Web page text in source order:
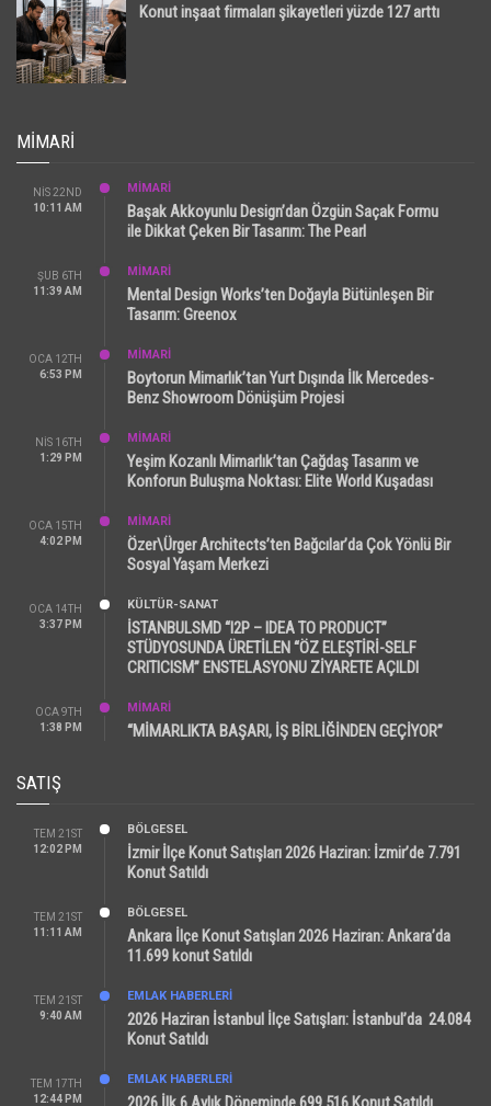
Konut inşaat firmaları şikayetleri yüzde 127 arttı
MIMARI
NIS 22ND
10:11 AM
MİMARİ
Başak Akkoyunlu Design’dan Özgün Saçak Formu
ile Dikkat Çeken Bir Tasarım: The Pearl
ŞUB 6TH
11:39 AM
MİMARİ
Mental Design Works’ten Doğayla Bütünleşen Bir
Tasarım: Greenox
OCA 12TH
6:53 PM
MİMARİ
Boytorun Mimarlık’tan Yurt Dışında İlk Mercedes-
Benz Showroom Dönüşüm Projesi
NIS 16TH
1:29 PM
MİMARİ
Yeşim Kozanlı Mimarlık’tan Çağdaş Tasarım ve
Konforun Buluşma Noktası: Elite World Kuşadası
OCA 15TH
4:02 PM
MİMARİ
Özer\Ürger Architects’ten Bağcılar’da Çok Yönlü Bir
Sosyal Yaşam Merkezi
OCA 14TH
3:37 PM
KÜLTÜR-SANAT
İSTANBULSMD “I2P – IDEA TO PRODUCT”
STÜDYOSUNDA ÜRETİLEN “ÖZ ELEŞTİRİ-SELF
CRITICISM” ENSTELASYONU ZİYARETE AÇILDI
OCA 9TH
1:38 PM
MİMARİ
“MİMARLIKTA BAŞARI, İŞ BİRLİĞİNDEN GEÇİYOR”
SATIŞ
TEM 21ST
12:02 PM
BÖLGESEL
İzmir İlçe Konut Satışları 2026 Haziran: İzmir’de 7.791
Konut Satıldı
TEM 21ST
11:11 AM
BÖLGESEL
Ankara İlçe Konut Satışları 2026 Haziran: Ankara’da
11.699 konut Satıldı
TEM 21ST
9:40 AM
EMLAK HABERLERI
2026 Haziran İstanbul İlçe Satışları: İstanbul’da 24.084
Konut Satıldı
TEM 17TH
12:44 PM
EMLAK HABERLERI